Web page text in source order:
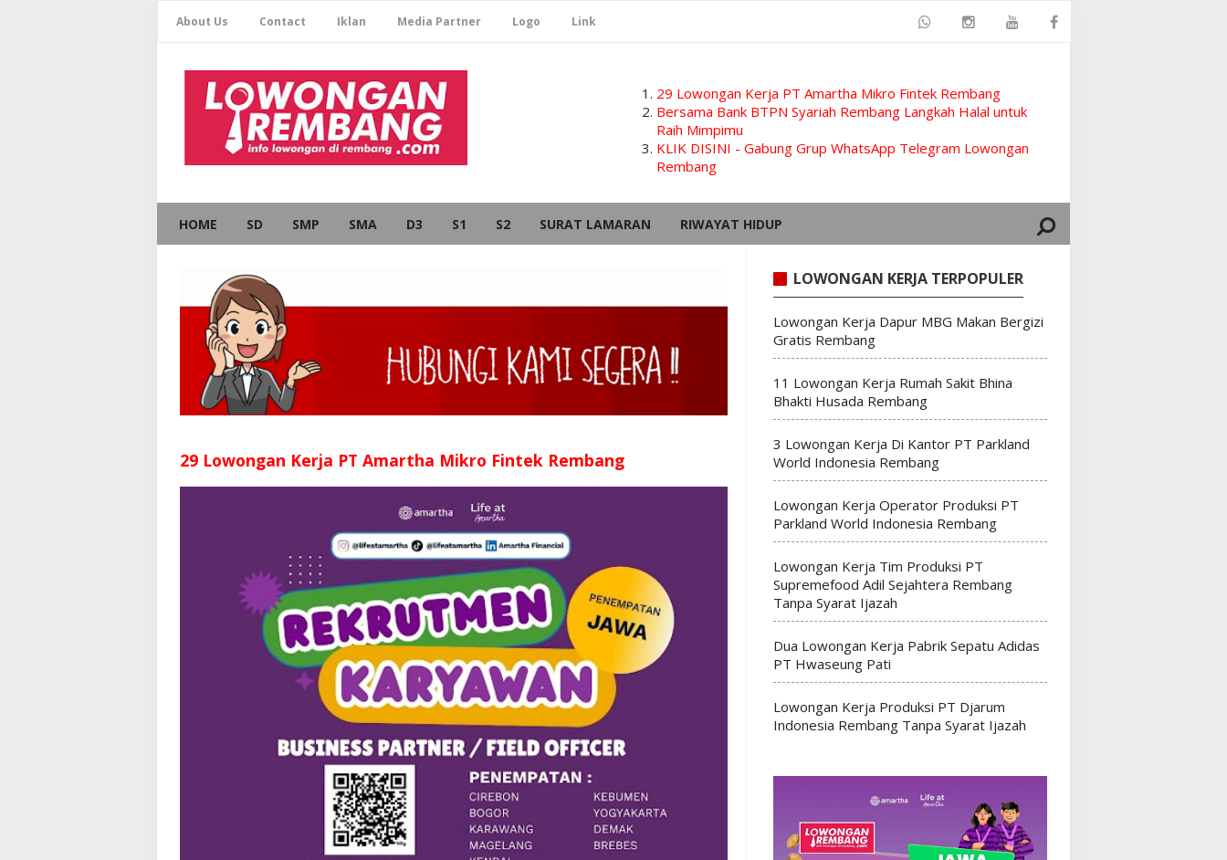
About Us Contact Iklan Media Partner Logo Link
29 Lowongan Kerja PT Amartha Mikro Fintek Rembang
Bersama Bank BTPN Syariah Rembang Langkah Halal untuk
Raih Mimpimu
KLIK DISINI - Gabung Grup WhatsApp Telegram Lowongan
Rembang
HOME SD SMP SMA D3 S1 S2 SURAT LAMARAN RIWAYAT HIDUP
29 Lowongan Kerja PT Amartha Mikro Fintek Rembang
LOWONGAN KERJA TERPOPULER
Lowongan Kerja Dapur MBG Makan Bergizi
Gratis Rembang
11 Lowongan Kerja Rumah Sakit Bhina
Bhakti Husada Rembang
3 Lowongan Kerja Di Kantor PT Parkland
World Indonesia Rembang
Lowongan Kerja Operator Produksi PT
Parkland World Indonesia Rembang
Lowongan Kerja Tim Produksi PT
Supremefood Adil Sejahtera Rembang
Tanpa Syarat Ijazah
Dua Lowongan Kerja Pabrik Sepatu Adidas
PT Hwaseung Pati
Lowongan Kerja Produksi PT Djarum
Indonesia Rembang Tanpa Syarat Ijazah